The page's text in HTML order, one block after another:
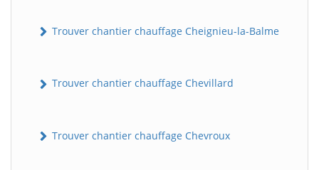
Trouver chantier chauffage Cheignieu-la-Balme
Trouver chantier chauffage Chevillard
Trouver chantier chauffage Chevroux